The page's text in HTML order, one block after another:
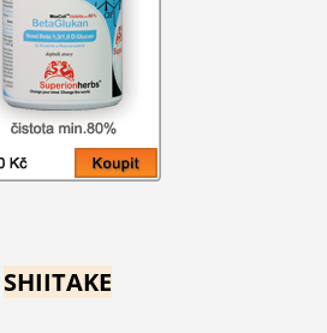
SHIITAKE